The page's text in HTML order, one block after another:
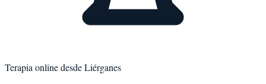
Terapia online desdeLiérganes